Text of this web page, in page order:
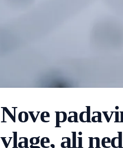
Nove
vlage, ali